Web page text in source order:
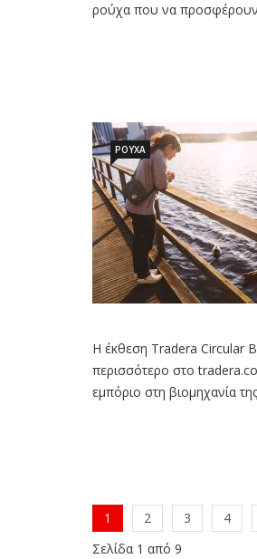
ρούχα που να προσφέρουν
ΡΟΥΧΑ
Η έκθεση Tradera Circular
περισσότερο στο
εμπόριο στη βιομηχανία
1 2 3 4
Σελίδα 1 από 9